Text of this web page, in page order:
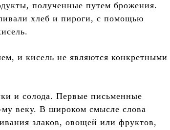
полученные путем брожения.
хлеб и пироги, с помощью
и кисель не являются конкретными
и солода. Первые письменные
веку. В широком смысле слова
злаков, овощей или фруктов,